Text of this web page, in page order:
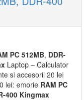
PC 512MB, DDR-
Laptop – Calculator
si accesorii 20 lei
lei: emorie RAM PC
400 Kingmax